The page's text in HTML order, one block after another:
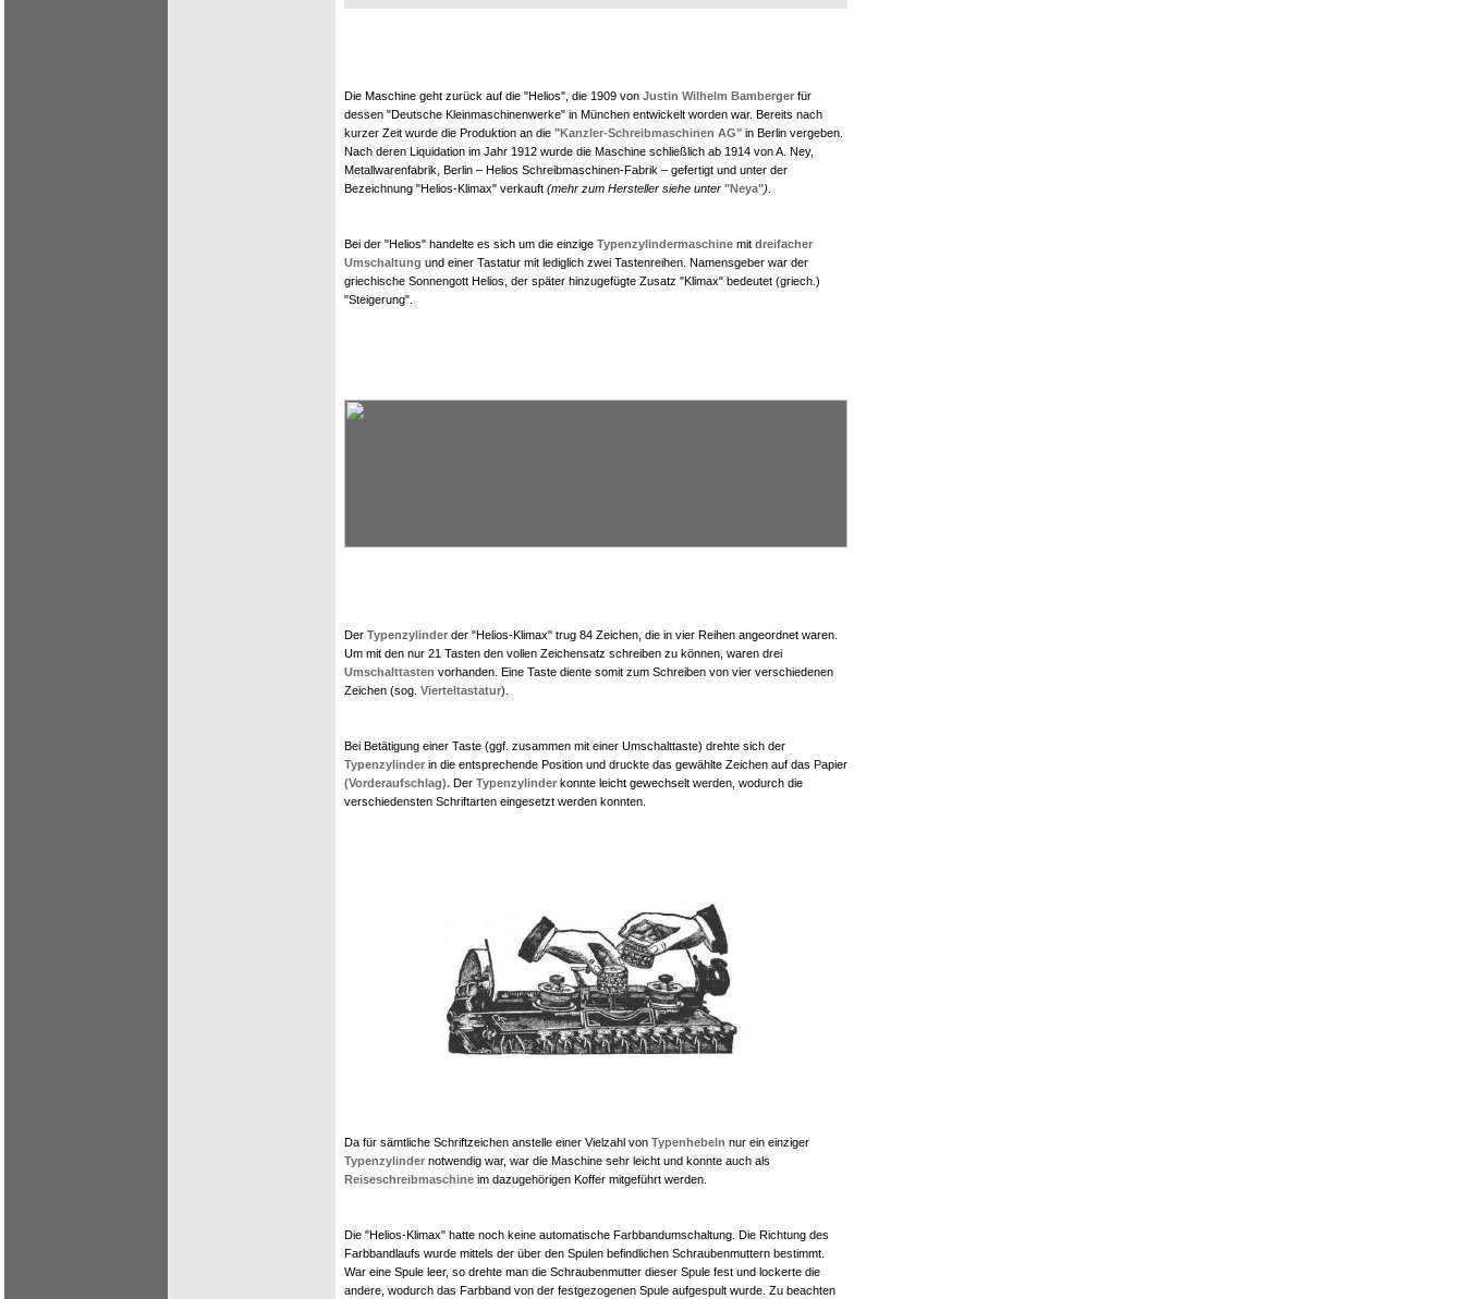
Die Maschine geht zurück auf die "Helios", die 1909 von Justin Wilhelm Bamberger für
dessen "Deutsche Kleinmaschinenwerke" in München entwickelt worden war. Bereits nach
kurzer Zeit wurde die Produktion an die "Kanzler-Schreibmaschinen AG" in Berlin vergeben.
Nach deren Liquidation im Jahr 1912 wurde die Maschine schließlich ab 1914 von A. Ney,
Metallwarenfabrik, Berlin – Helios Schreibmaschinen-Fabrik – gefertigt und unter der
Bezeichnung "Helios-Klimax" verkauft (mehr zum Hersteller siehe unter "Neya")
Bei der "Helios" handelte es sich um die einzige Typenzylindermaschine mit dreifacher
Umschaltung und einer Tastatur mit lediglich zwei Tastenreihen. Namensgeber war der
griechische Sonnengott Helios, der später hinzugefügte Zusatz "Klimax" bedeutet (griech.)
"Steigerung".
Der Typenzylinder der "Helios-Klimax" trug 84 Zeichen, die in vier Reihen angeordnet waren.
Um mit den nur 21 Tasten den vollen Zeichensatz schreiben zu können, waren drei
Umschalttasten vorhanden. Eine Taste diente somit zum Schreiben von vier verschiedenen
Zeichen (sog. Vierteltastatur).
Bei Betätigung einer Taste (ggf. zusammen mit einer Umschalttaste) drehte sich der
Typenzylinder in die entsprechende Position und druckte das gewählte Zeichen auf das Papier
(Vorderaufschlag). Der Typenzylinder konnte leicht gewechselt werden, wodurch die
verschiedensten Schriftarten eingesetzt werden konnten.
Da für sämtliche Schriftzeichen anstelle einer Vielzahl von Typenhebeln nur ein einziger
Typenzylinder notwendig war, war die Maschine sehr leicht und konnte auch als
Reiseschreibmaschine im dazugehörigen Koffer mitgeführt werden.
Die "Helios-Klimax" hatte noch keine automatische Farbbandumschaltung. Die Richtung des
Farbbandlaufs wurde mittels der über den Spulen befindlichen Schraubenmuttern bestimmt.
War eine Spule leer, so drehte man die Schraubenmutter dieser Spule fest und lockerte die
andere, wodurch das Farbband von der festgezogenen Spule aufgespult wurde. Zu beachten